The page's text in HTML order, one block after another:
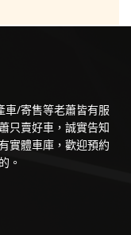
/寄售等老蕭皆有服
只賣好車，誠實告知
實體車庫，歡迎預約
。